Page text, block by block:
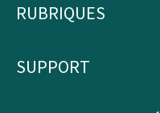
Pied
page
RUBRIQUES
SUPPORT